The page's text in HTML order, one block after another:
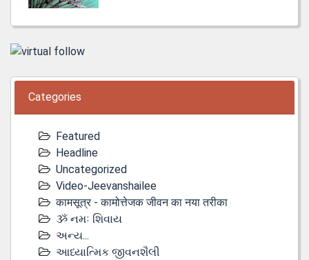
Categories
Featured
Headline
Uncategorized
Video-Jeevanshailee
कामसूत्र - कामोत्तेजक जीवन का नया तरीका
ૐ નમઃ શિવાય
અન્ય...
આધ્યાત્મિક જીવનશૈલી